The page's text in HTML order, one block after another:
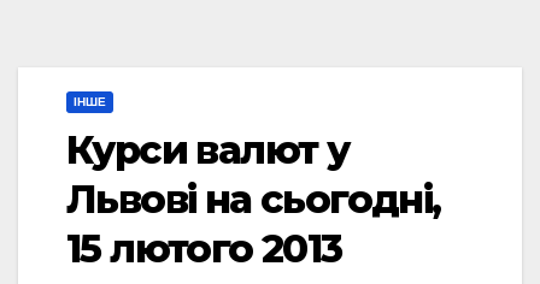
ІНШЕ
Курси валют у
Львові на сьогодні,
15 лютого 2013